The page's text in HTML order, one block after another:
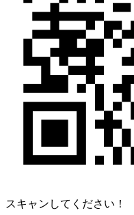
スキャンしてください！